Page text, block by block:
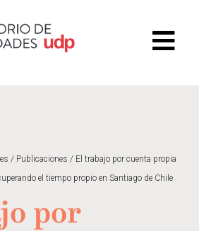
/ Publicaciones / El trabajo por cuenta propia
el tiempo propio en Santiago de Chile
por